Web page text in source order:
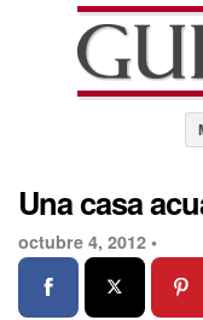
Una casa
octubre 4, 2012 •